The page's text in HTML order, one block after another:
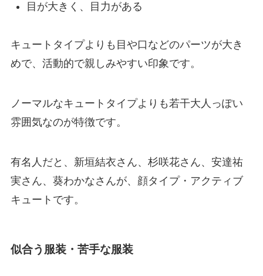
目が大きく、目力がある
キュートタイプよりも目や口などのパーツが大き
めで、活動的で親しみやすい印象です。
ノーマルなキュートタイプよりも若干大人っぽい
雰囲気なのが特徴です。
有名人だと、新垣結衣さん、杉咲花さん、安達祐
実さん、葵わかなさんが、顔タイプ・アクティブ
キュートです。
似合う服装・苦手な服装